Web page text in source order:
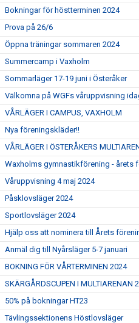
Bokningar för höstterminen 2024
Prova på 26/6
Öppna träningar sommaren 2024
Summercamp i Vaxholm
Sommarläger 17-19 juni i Österåker
Välkomna på WGFs våruppvisning
VÅRLÄGER I CAMPUS, VAXHOLM
Nya föreningskläder!!
VÅRLÄGER I ÖSTERÅKERS
Waxholms gymnastikförening - årets
Våruppvisning 4 maj 2024
Påsklovsläger 2024
Sportlovsläger 2024
Hjälp oss att nominera till Årets
Anmäl dig till Nyårsläger 5-7 januari
BOKNING FÖR VÅRTERMINEN 2024
SKÄRGÅRDSCUPEN I MULTIARENAN
50% på bokningar HT23
Tävlingssektionens Höstlovsläger